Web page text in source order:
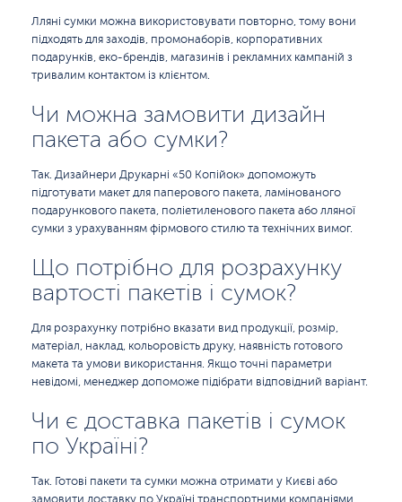
Лляні сумки можна використовувати повторно, тому вони
підходять для заходів, промонаборів, корпоративних
подарунків, еко-брендів, магазинів і рекламних кампаній з
тривалим контактом із клієнтом.
Чи можна замовити дизайн
пакета або сумки?
Так. Дизайнери Друкарні «50 Копійок» допоможуть
підготувати макет для паперового пакета, ламінованого
подарункового пакета, поліетиленового пакета або лляної
сумки з урахуванням фірмового стилю та технічних вимог.
Що потрібно для розрахунку
вартості пакетів і сумок?
Для розрахунку потрібно вказати вид продукції, розмір,
матеріал, наклад, кольоровість друку, наявність готового
макета та умови використання. Якщо точні параметри
невідомі, менеджер допоможе підібрати відповідний варіант.
Чи є доставка пакетів і сумок
по Україні?
Так. Готові пакети та сумки можна отримати у Києві або
замовити доставку по Україні транспортними компаніями